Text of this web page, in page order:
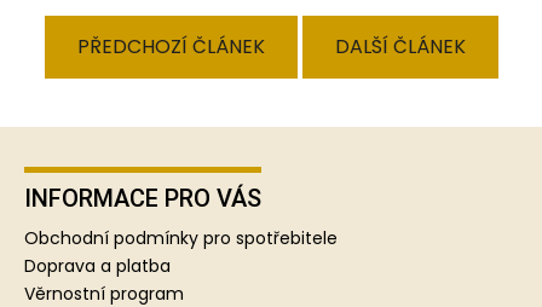
PŘEDCHOZÍ ČLÁNEK DALŠÍ ČLÁNEK
Z
INFORMACE PRO VÁS
Obchodní podmínky pro spotřebitele
Doprava a platba
Věrnostní program